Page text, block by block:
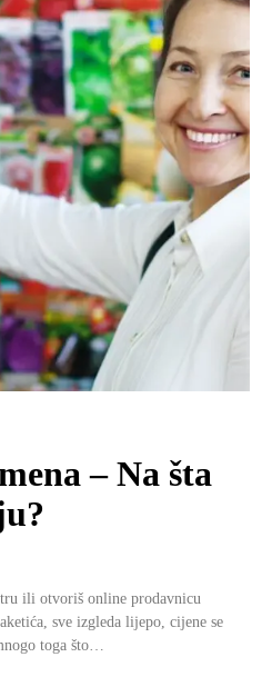
– Na šta
ili otvoriš online prodavnicu
sve izgleda lijepo, cijene se
toga što…